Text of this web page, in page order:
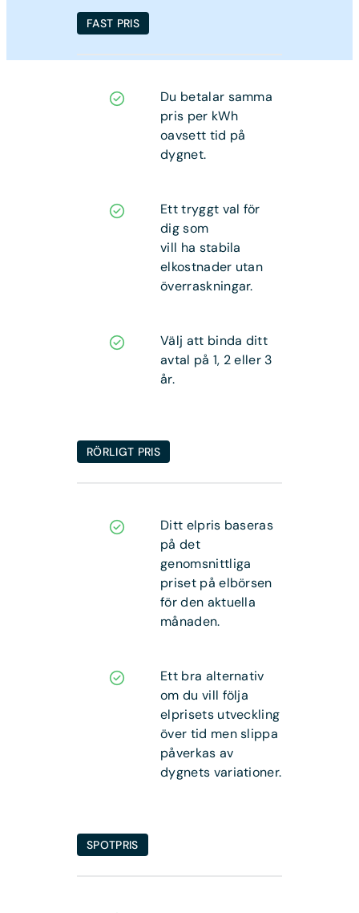
FAST PRIS
Du betalar samma
pris per kWh
oavsett tid på
dygnet.
Ett tryggt val för
dig som
vill ha stabila
elkostnader utan
överraskningar.
Välj att binda ditt
avtal på 1, 2 eller 3
år.
RÖRLIGT PRIS
Ditt elpris baseras
på det
genomsnittliga
priset på elbörsen
för den aktuella
månaden.
Ett bra alternativ
om du vill följa
elprisets utveckling
över tid men slippa
påverkas av
dygnets variationer.
SPOTPRIS